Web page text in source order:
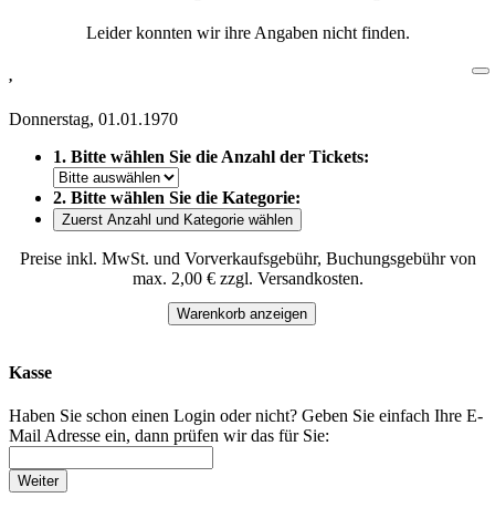
Leider konnten wir ihre Angaben nicht finden.
,
Donnerstag, 01.01.1970
1. Bitte wählen Sie die Anzahl der Tickets:
2. Bitte wählen Sie die Kategorie:
Zuerst Anzahl und Kategorie wählen
Preise inkl. MwSt. und Vorverkaufsgebühr, Buchungsgebühr von
max. 2,00 € zzgl. Versandkosten.
Warenkorb anzeigen
Kasse
Haben Sie schon einen Login oder nicht? Geben Sie einfach Ihre E-
Mail Adresse ein, dann prüfen wir das für Sie:
Weiter